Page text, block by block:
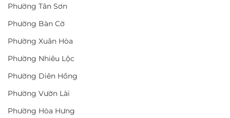
Phường Tân Sơn
Phường Bàn Cờ
Phường Xuân Hòa
Phường Nhiêu Lộc
Phường Diên Hồng
Phường Vườn Lài
Phường Hòa Hưng